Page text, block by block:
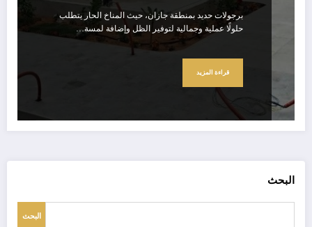
برجولات حديد بمنطقة جازان، حيث المناخ الحار يتطلب
حلولًا عملية وجمالية لتوفير الظل وإضافة لمسة…
قراءة المزيد
البحث
البحث